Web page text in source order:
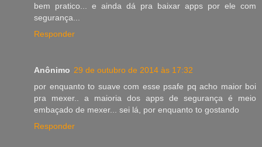
bem pratico... e ainda dá pra baixar apps por ele com
segurança...
Responder
Anônimo 29 de outubro de 2014 às 17:32
por enquanto to suave com esse psafe pq acho maior boi
pra mexer.. a maioria dos apps de segurança é meio
embaçado de mexer... sei lá, por enquanto to gostando
Responder